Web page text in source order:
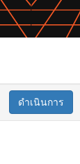
ดำเนินการ